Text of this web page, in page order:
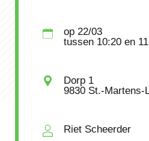
op 22/03
tussen 10:20en
Dorp 1
9830 St.-Martens-
Riet Scheerder